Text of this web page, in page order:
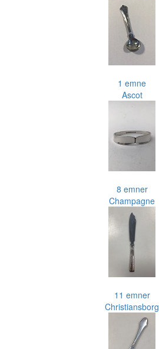
1 emne
Ascot
8 emner
Champagne
11 emner
Christiansborg